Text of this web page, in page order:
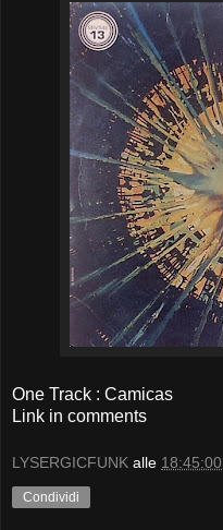
One Track : Camicas
Link in comments
LYSERGICFUNK alle 18:45:00
Condividi